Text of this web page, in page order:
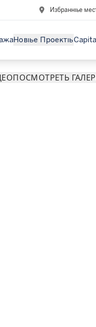
Избранные
Новые Проекты
ПОСМОТРЕТЬ